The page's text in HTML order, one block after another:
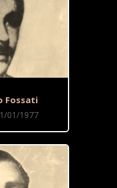
Fossati
01/1977